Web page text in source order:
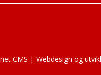
CMS | Webdesign og